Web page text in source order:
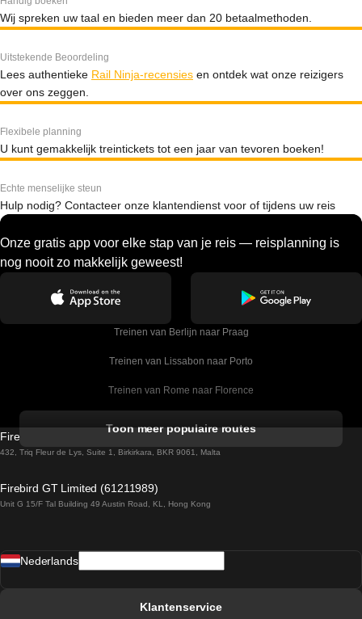
Wij spreken uw taal en bieden meer dan 20 betaalmethoden.
Uitstekende Beoordeling
Lees authentieke Rail Ninja-recensies en ontdek wat onze reizigers
over ons zeggen.
Flexibele planning
U kunt gemakkelijk treintickets tot een jaar van tevoren boeken!
Echte menselijke steun
Hulp nodig? Contacteer onze klantendienst voor of tijdens uw reis
Onze gratis app voor elke stap van je reis — reisplanning is
nog nooit zo makkelijk geweest!
Treinen van Berlijn naar Praag
Treinen van Lissabon naar Porto
Treinen van Rome naar Florence
Treinen van Sevilla naar Barcelona
Treinen van Praag naar Wenen
Toon meer populaire routes
Firebird GT Limited (OC 1451)
432, Triq Fleur de Lys, Suite 1, Birkirkara, BKR 9061, Malta
Firebird GT Limited (61211989)
Unit G 15/F Tal Building 49 Austin Road, KL, Hong Kong
Nederlands
Klantenservice